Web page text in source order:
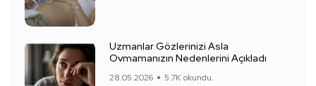
Uzmanlar Gözlerinizi Asla
Ovmamanızın Nedenlerini Açıkladı
28.05.2026 5.7K okundu.